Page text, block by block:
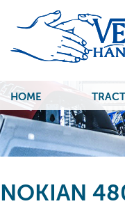
HOME
NOKIAN